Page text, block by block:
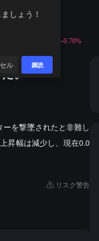
-0.70%
。
を撃墜されたと非難し
昇幅は減少し、現在0.0
リスク警告
しょう！
ル 購読